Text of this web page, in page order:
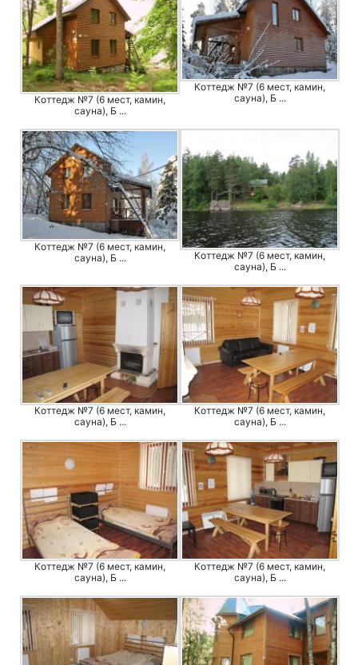
Коттедж №7 (6 мест, камин,
сауна), Б ...
Коттедж №7 (6 мест, камин,
сауна), Б ...
Коттедж №7 (6 мест, камин,
сауна), Б ...
Коттедж №7 (6 мест, камин,
сауна), Б ...
Коттедж №7 (6 мест, камин,
сауна), Б ...
Коттедж №7 (6 мест, камин,
сауна), Б ...
Коттедж №7 (6 мест, камин,
сауна), Б ...
Коттедж №7 (6 мест, камин,
сауна), Б ...